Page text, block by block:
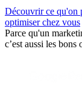
Découvrir ce qu'on
optimiser chez vous
Parce qu'un
c’est aussi les